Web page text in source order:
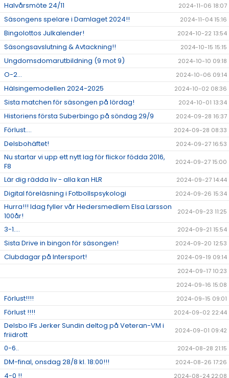
Halvårsmöte 24/11 2024-11-06 18:07
Säsongens spelare i Damlaget 2024!! 2024-11-04 15:16
Bingolottos Julkalender! 2024-10-22 13:54
Säsongsavslutning & Avtackning!! 2024-10-15 15:15
Ungdomsdomarutbildning (9 mot 9) 2024-10-10 09:18
O-2... 2024-10-06 09:14
Hälsingemodellen 2024-2025 2024-10-02 08:36
Sista matchen för säsongen på lördag! 2024-10-01 13:34
Historiens första Suberbingo på söndag 29/9 2024-09-28 16:37
Förlust.... 2024-09-28 08:33
Delsbohäftet! 2024-09-27 16:53
Nu startar vi upp ett nytt lag för flickor födda 2016,
F8
2024-09-27 15:00
Lär dig rädda liv - alla kan HLR 2024-09-27 14:44
Digital föreläsning i Fotbollspsykologi 2024-09-26 15:34
Hurra!!! Idag fyller vår Hedersmedlem Elsa Larsson
100år!
2024-09-23 11:25
3-1.... 2024-09-21 15:54
Sista Drive in bingon för säsongen! 2024-09-20 12:53
Clubdagar på Intersport!
2024-09-19 09:14
2024-09-17 10:23
2024-09-16 15:08
Förlust!!!! 2024-09-15 09:01
Förlust !!!! 2024-09-02 22:44
Delsbo IFs Jerker Sundin deltog på Veteran-VM i
friidrott
2024-09-01 09:42
0-6.. 2024-08-28 21:15
DM-final, onsdag 28/8 kl. 18:00!!! 2024-08-26 17:26
4-0 !! 2024-08-24 22:08